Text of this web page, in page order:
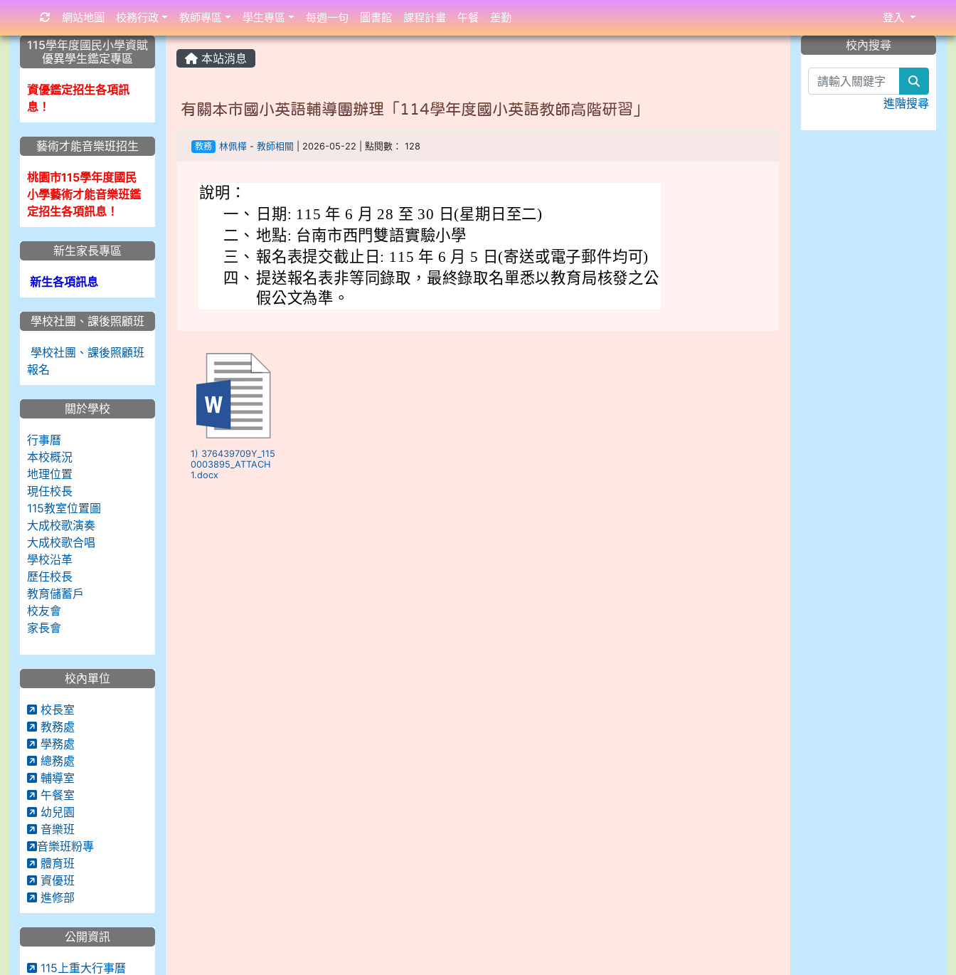
:::
本站消息
有關本市國小英語輔導團辦理「114學年度國小英語教師高階研習」
教務 林佩樺- 教師相關 | 2026-05-22 | 點閱數： 128
說明：
一、
日期: 115 年 6 月 28 至 30 日(星期日至二)
二、 地點: 台南市西門雙語實驗小學
三、 報名表提交截止日: 115 年 6 月 5 日(寄送或電子郵件均可)
四、 提送報名表非等同錄取，最終錄取名單悉以教育局核發之公
假公文為準。
1) 376439709Y_115
0003895_ATTACH
1.docx
:::115學年度國民小學資賦
優異學生鑑定專區
資優鑑定招生各項訊
息！
藝術才能音樂班招生
桃園市115學年度國民
小學藝術才能音樂班鑑
定招生各項訊息！
新生家長專區
新生各項訊息
學校社團、課後照顧班
學校社團、課後照顧班
報名
關於學校
行事曆
本校概況
地理位置
現任校長
115教室位置圖
大成校歌演奏
大成校歌合唱
學校沿革
歷任校長
教育儲蓄戶
校友會
家長會
校內單位
校長室
教務處
學務處
總務處
輔導室
午餐室
幼兒園
音樂班
音樂班粉專
體育班
資優班
進修部
公開資訊
115上重大行事曆
::: 校內搜尋
進階搜尋
::: 網站地圖 校務行政 教師專區 學生專區 每週一句 圖書館 課程計畫 午餐 差勤 登入